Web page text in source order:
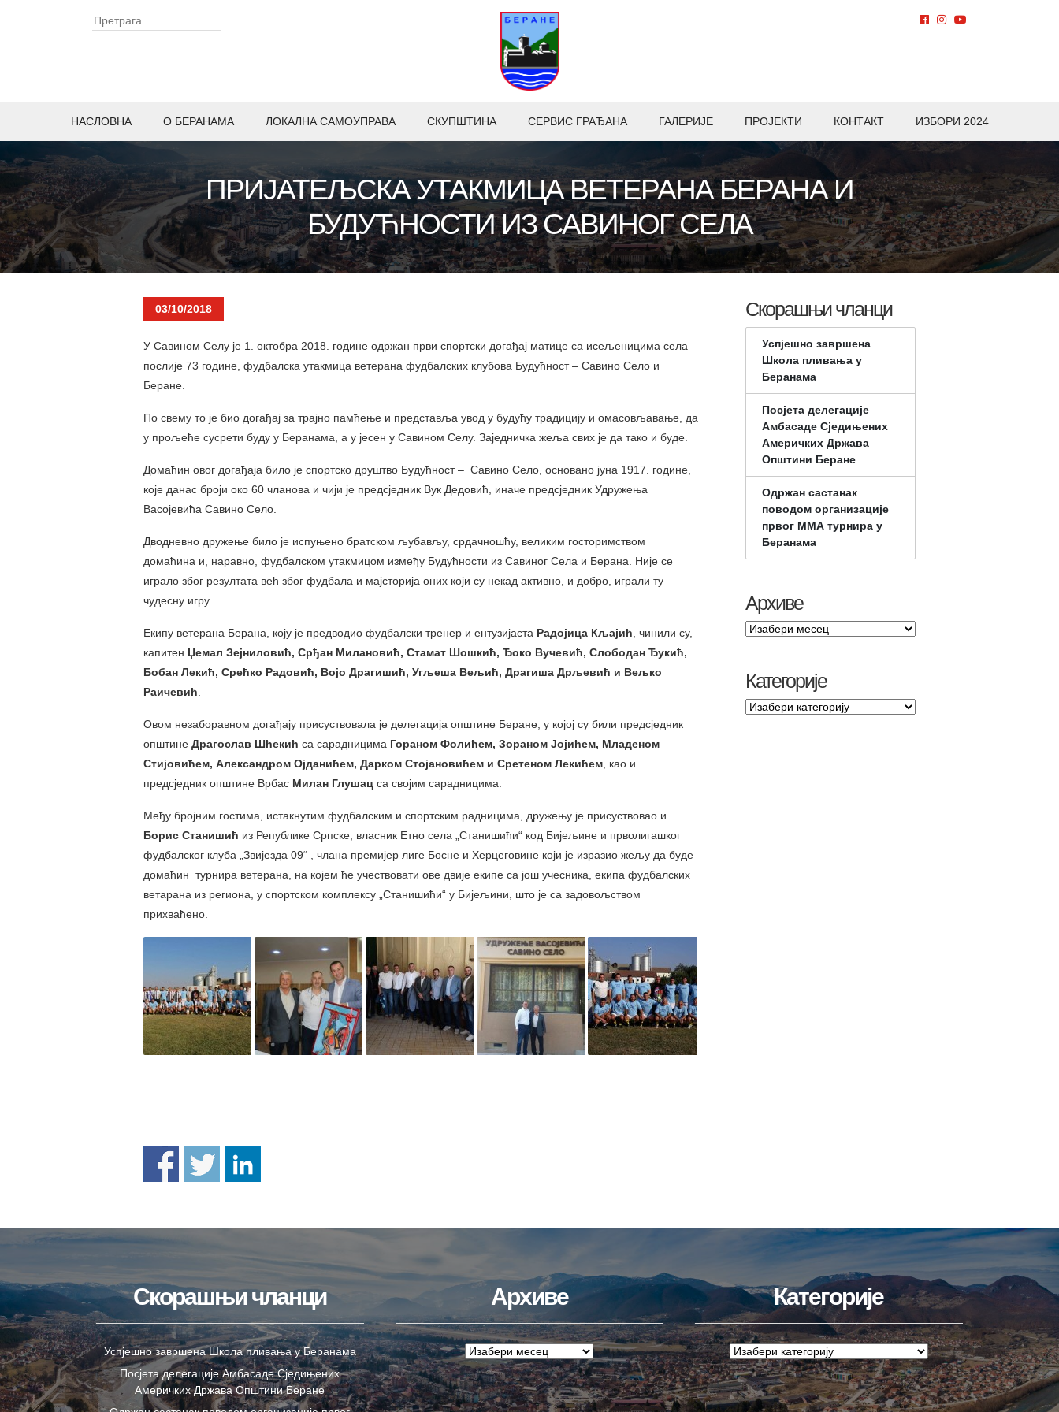
НАСЛОВНА O БЕРАНАМА ЛОКАЛНА САМОУПРАВА СКУПШТИНА СЕРВИС ГРАЂАНА ГАЛЕРИЈЕ ПРОЈЕКТИ КОНТАКТ ИЗБОРИ 2024
ПРИЈАТЕЉСКА УТАКМИЦА ВЕТЕРАНА БЕРАНА И
БУДУЋНОСТИ ИЗ САВИНОГ СЕЛА
03/10/2018
У Савином Селу је 1. октобра 2018. године одржан први спортски догађај матице са исељеницима села
послије 73 године, фудбалска утакмица ветерана фудбалских клубова Будућност – Савино Село и
Беране.
По свему то је био догађај за трајно памћење и представља увод у будућу традицију и омасовљавање, да
у прољеће сусрети буду у Беранама, а у јесен у Савином Селу. Заједничка жеља свих је да тако и буде.
Домаћин овог догађаја било је спортско друштво Будућност – Савино Село, основано јуна 1917. године,
које данас броји око 60 чланова и чији је предсједник Вук Дедовић, иначе предсједник Удружења
Васојевића Савино Село.
Дводневно дружење било је испуњено братском љубављу, срдачношћу, великим госторимством
домаћина и, наравно, фудбалском утакмицом између Будућности из Савиног Села и Берана. Није се
играло због резултата већ због фудбала и мајсторија оних који су некад активно, и добро, играли ту
чудесну игру.
Екипу ветерана Берана, коју је предводио фудбалски тренер и ентузијаста Радојица Кљајић, чинили су,
капитен Џемал Зејниловић, Срђан Милановић, Стамат Шошкић, Ђоко Вучевић, Слободан Ђукић,
Бобан Лекић, Срећко Радовић, Војо Драгишић, Угљеша Вељић, Драгиша Дрљевић и Вељко
Раичевић.
Овом незаборавном догађају присуствовала је делегација општине Беране, у којој су били предсједник
општине Драгослав Шћекић са сарадницима Гораном Фолићем, Зораном Јојићем, Младеном
Стијовићем, Александром Ојданићем, Дарком Стојановићем и Сретеном Лекићем, као и
предсједник општине Врбас Милан Глушац са својим сарадницима.
Међу бројним гостима, истакнутим фудбалским и спортским радницима, дружењу је присуствовао и
Борис Станишић из Републике Српске, власник Етно села „Станишићи“ код Бијељине и прволигашког
фудбалског клуба „Звијезда 09“ , члана премијер лиге Босне и Херцеговине који је изразио жељу да буде
домаћин турнира ветерана, на којем ће учествовати ове двије екипе са још учесника, екипа фудбалских
ветарана из региона, у спортском комплексу „Станишићи“ у Бијељини, што је са задовољством
прихваћено.
Скорашњи чланци
Успјешно завршена
Школа пливања у
Беранама
Посјета делегације
Амбасаде Сједињених
Америчких Држава
Општини Беране
Одржан састанак
поводом организације
првог ММА турнира у
Беранама
Архиве
Категорије
Скорашњи чланци
Успјешно завршена Школа пливања у Беранама
Посјета делегације Амбасаде Сједињених
Америчких Држава Општини Беране
Архиве Категорије